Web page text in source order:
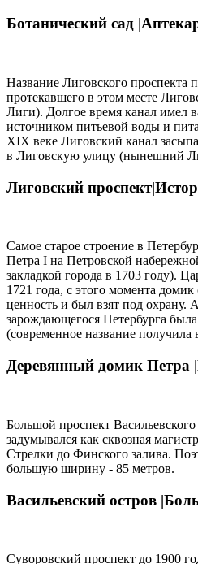
Ботанический сад |
Название Лиговского проспекта
протекавшего в этом месте
Лиги). Долгое время канал имел
источником питьевой воды и
XIX веке Лиговский канал
в Лиговскую улицу (нынешний
Лиговский проспект|
Самое старое строение в
Петра I на Петровской
закладкой города в 1703 году).
1721 года, с этого момента
ценность и был взят под охрану.
зарождающегося Петербурга
(современное название получила
Деревянный домик Петра |
Большой проспект Васильевского
задумывался как сквозная
Стрелки до Финского залива.
большую ширину - 85 метров.
Васильевский остров |
Суворовский проспект до 1900